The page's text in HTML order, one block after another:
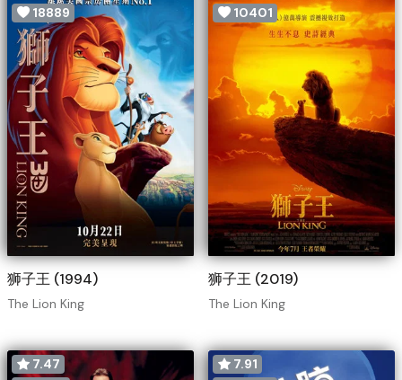
18889
狮子王 (1994)
The Lion King
10401
狮子王 (2019)
The Lion King
7.47
7.91